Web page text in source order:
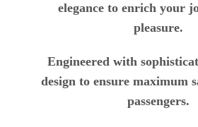
elegance to enrich your
pleasure.
Engineered with
design to ensure maximum
passengers.